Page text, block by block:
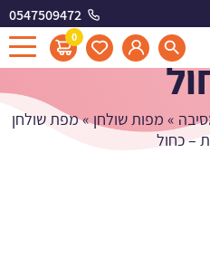
0547509472
0
מטאלית -
» מפות שולחן»מפת שולחן
– כחול